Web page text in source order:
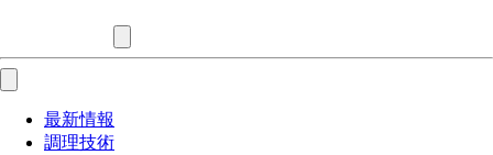
最新情報
調理技術